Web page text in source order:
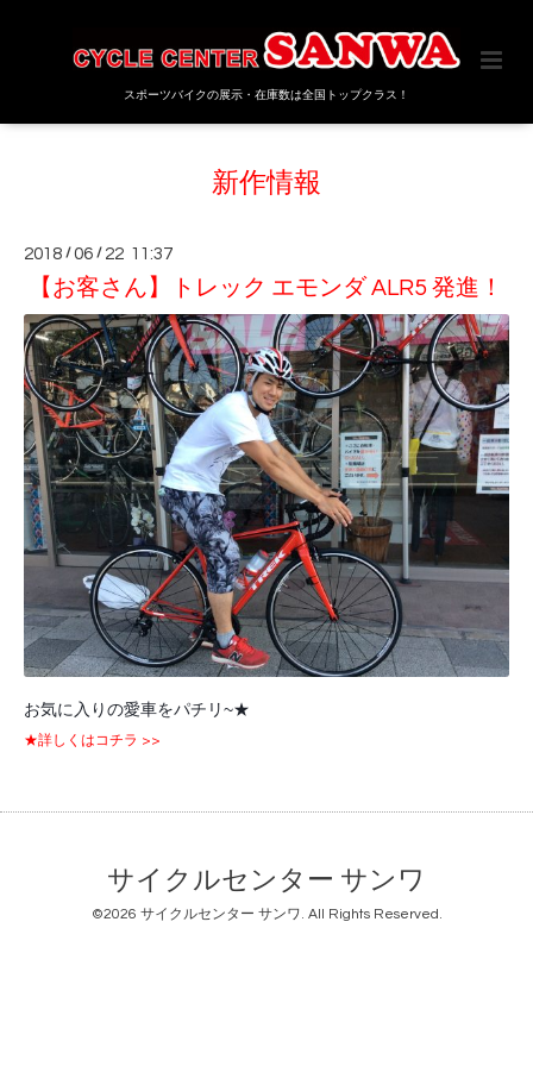
スポーツバイクの展示・在庫数は全国トップクラス！
新作情報
2018 /06 / 22 11:37
【お客さん】トレック エモンダ ALR5 発進！
お気に入りの愛車をパチリ~★
★詳しくはコチラ >>
サイクルセンター サンワ
©2026 サイクルセンター サンワ. All Rights Reserved.